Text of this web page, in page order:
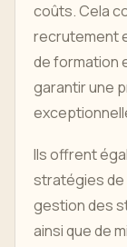
coûts. Cela
recrutement
de formation
garantir une
Ils offrent
stratégies de
gestion des
ainsi que de